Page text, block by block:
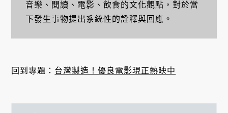
音樂、閱讀、電影、飲食的文化觀點，對於當
下發生事物提出系統性的詮釋與回應。
回到專題： 台灣製造！優良電影現正熱映中